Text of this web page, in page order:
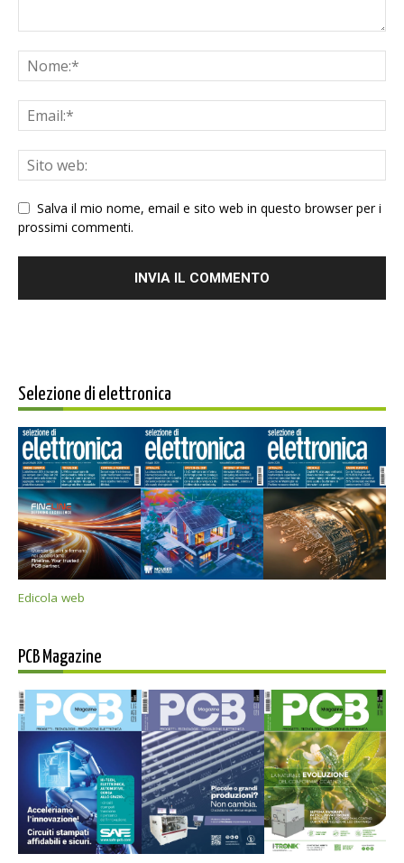
Salva il mio nome, email e sito web in questo browser per i
prossimi commenti.
Selezione di elettronica
Edicola web
PCB Magazine